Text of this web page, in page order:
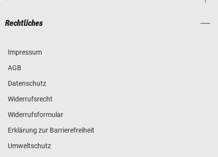
Rechtliches
Impressum
AGB
Datenschutz
Widerrufsrecht
Widerrufsformular
Erklärung zur Barrierefreiheit
Umweltschutz